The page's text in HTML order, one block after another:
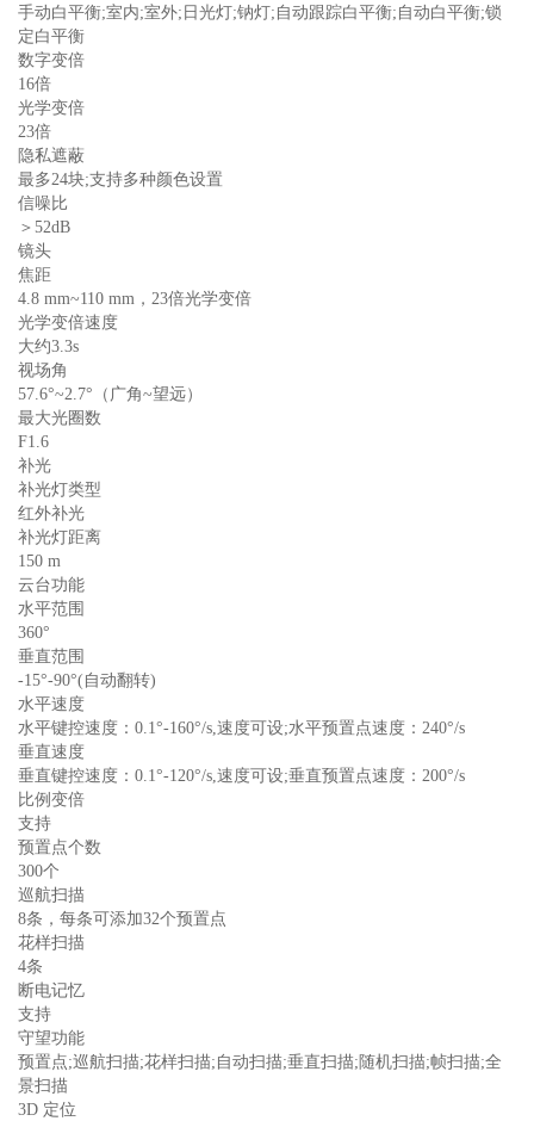
手动白平衡;室内;室外;日光灯;钠灯;自动跟踪白平衡;自动白平衡;锁
定白平衡
数字变倍
16倍
光学变倍
23倍
隐私遮蔽
最多24块;支持多种颜色设置
信噪比
＞52dB
镜头
焦距
4.8 mm~110 mm，23倍光学变倍
光学变倍速度
大约3.3s
视场角
57.6°~2.7°（广角~望远）
最大光圈数
F1.6
补光
补光灯类型
红外补光
补光灯距离
150 m
云台功能
水平范围
360°
垂直范围
-15°-90°(自动翻转)
水平速度
水平键控速度：0.1°-160°/s,速度可设;水平预置点速度：240°/s
垂直速度
垂直键控速度：0.1°-120°/s,速度可设;垂直预置点速度：200°/s
比例变倍
支持
预置点个数
300个
巡航扫描
8条，每条可添加32个预置点
花样扫描
4条
断电记忆
支持
守望功能
预置点;巡航扫描;花样扫描;自动扫描;垂直扫描;随机扫描;帧扫描;全
景扫描
3D 定位